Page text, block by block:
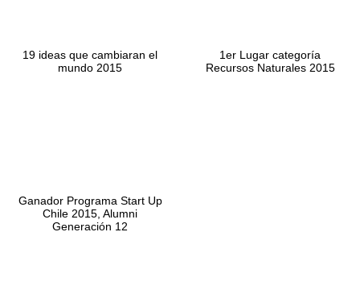
19 ideas que cambiaran el
mundo 2015
1er Lugar categoría
Recursos Naturales 2015
Ganador Programa Start Up
Chile 2015, Alumni
Generación 12